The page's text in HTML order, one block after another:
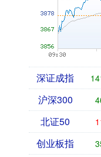
深证成指
沪深300
北证50
创业板指